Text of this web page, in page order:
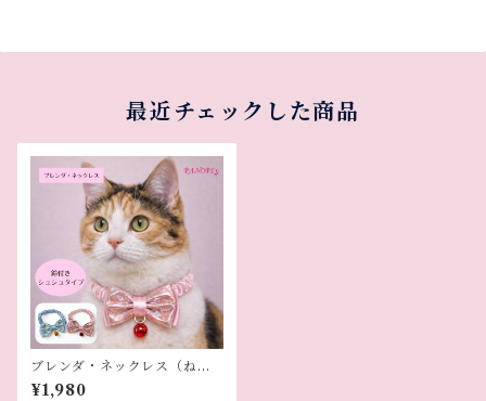
最近チェックした商品
ブレンダ・ネックレス（ねこ
用）
¥1,980